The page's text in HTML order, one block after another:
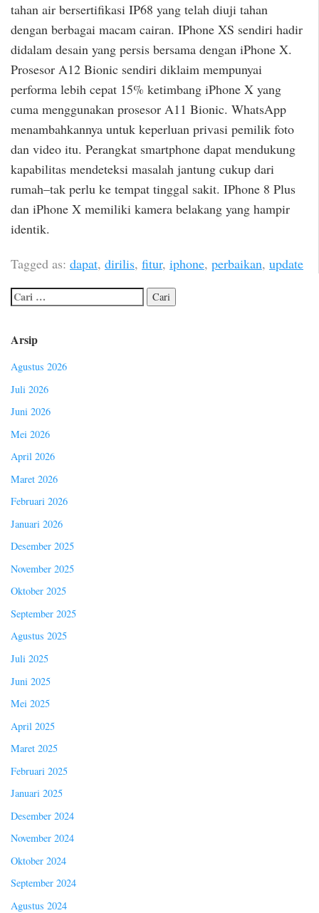
tahan air bersertifikasi IP68 yang telah diuji tahan
dengan berbagai macam cairan. IPhone XS sendiri hadir
didalam desain yang persis bersama dengan iPhone X.
Prosesor A12 Bionic sendiri diklaim mempunyai
performa lebih cepat 15% ketimbang iPhone X yang
cuma menggunakan prosesor A11 Bionic. WhatsApp
menambahkannya untuk keperluan privasi pemilik foto
dan video itu. Perangkat smartphone dapat mendukung
kapabilitas mendeteksi masalah jantung cukup dari
rumah–tak perlu ke tempat tinggal sakit. IPhone 8 Plus
dan iPhone X memiliki kamera belakang yang hampir
identik.
Tagged as: dapat, dirilis, fitur, iphone, perbaikan, update
Arsip
Agustus 2026
Juli 2026
Juni 2026
Mei 2026
April 2026
Maret 2026
Februari 2026
Januari 2026
Desember 2025
November 2025
Oktober 2025
September 2025
Agustus 2025
Juli 2025
Juni 2025
Mei 2025
April 2025
Maret 2025
Februari 2025
Januari 2025
Desember 2024
November 2024
Oktober 2024
September 2024
Agustus 2024